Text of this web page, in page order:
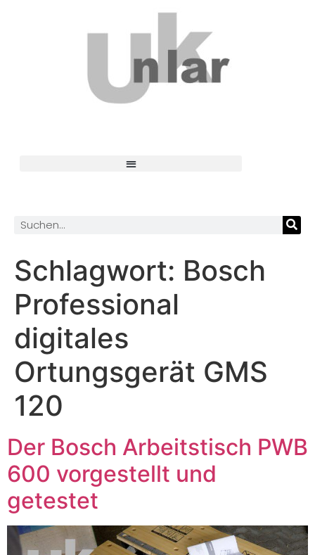
Schlagwort: Bosch
Professional
digitales
Ortungsgerät GMS
120
Der Bosch Arbeitstisch PWB
600 vorgestellt und
getestet